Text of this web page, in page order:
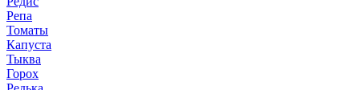
Репа
Томаты
Капуста
Тыква
Горох